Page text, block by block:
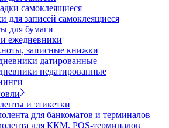
самоклеящиеся
для записей самоклеящиеся
для бумаги
ежедневники
записные книжки
датированные
недатированные
и этикетки
для банкоматов и терминалов
для ККМ, POS-терминалов